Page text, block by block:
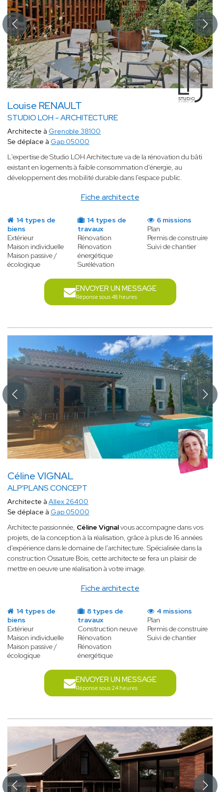
Louise RENAULT
STUDIO LOH - ARCHITECTURE
Fiche architecte
Architecte à Grenoble 38100
Se déplace à Gap 05000
L'expertise de Studio LOH Architecture va de la rénovation du bâti
existant en logements à faible consommation d'énergie, au
développement des mobilité durable dans l'espace public.
14 types de
biens
Extérieur
Maison individuelle
Maison passive /
écologique
14 types de
travaux
Rénovation
Rénovation
énergétique
Surélévation
6 missions
Plan
Permis de construire
Suivi de chantier
ENVOYER UN MESSAGE
Réponse sous 48 heures
Céline VIGNAL
ALP'PLANS CONCEPT
Fiche architecte
Architecte à Allex 26400
Se déplace à Gap 05000
Architecte passionnée, Céline Vignalvous accompagne dans vos
projets, de la conception à la réalisation, grâce à plus de 16 années
d'expérience dans le domaine de l'architecture. Spécialisée dans la
construction Ossature Bois, cette architecte se fera un plaisir de
mettre en oeuvre une réalisation à votre image.
14 types de
biens
Extérieur
Maison individuelle
Maison passive /
écologique
8 types de
travaux
Construction neuve
Rénovation
Rénovation
énergétique
4 missions
Plan
Permis de construire
Suivi de chantier
ENVOYER UN MESSAGE
Réponse sous 24 heures